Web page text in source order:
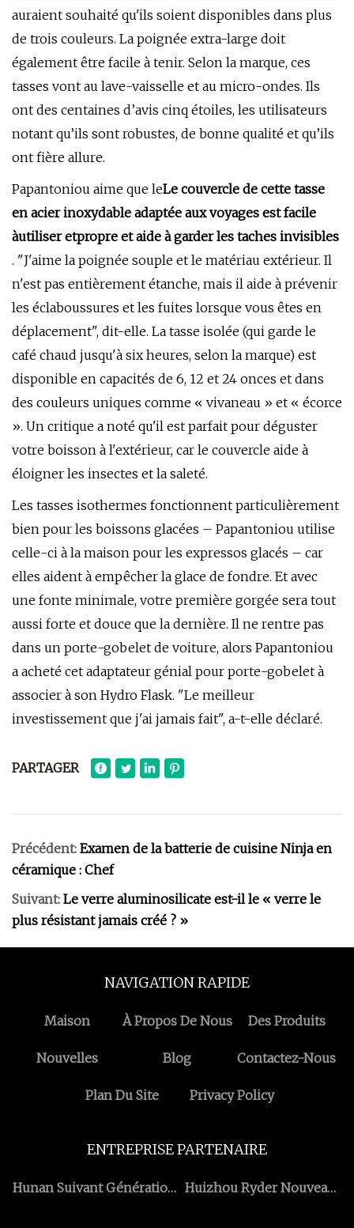
auraient souhaité qu'ils soient disponibles dans plus
de trois couleurs. La poignée extra-large doit
également être facile à tenir. Selon la marque, ces
tasses vont au lave-vaisselle et au micro-ondes. Ils
ont des centaines d’avis cinq étoiles, les utilisateurs
notant qu’ils sont robustes, de bonne qualité et qu’ils
ont fière allure.
Papantoniou aime que leLe couvercle de cette tasse
en acier inoxydable adaptée aux voyages est facile
àutiliser etpropre et aide à garder les taches invisibles
. "J'aime la poignée souple et le matériau extérieur. Il
n'est pas entièrement étanche, mais il aide à prévenir
les éclaboussures et les fuites lorsque vous êtes en
déplacement", dit-elle. La tasse isolée (qui garde le
café chaud jusqu'à six heures, selon la marque) est
disponible en capacités de 6, 12 et 24 onces et dans
des couleurs uniques comme « vivaneau » et « écorce
». Un critique a noté qu'il est parfait pour déguster
votre boisson à l'extérieur, car le couvercle aide à
éloigner les insectes et la saleté.
Les tasses isothermes fonctionnent particulièrement
bien pour les boissons glacées – Papantoniou utilise
celle-ci à la maison pour les expressos glacés – car
elles aident à empêcher la glace de fondre. Et avec
une fonte minimale, votre première gorgée sera tout
aussi forte et douce que la dernière. Il ne rentre pas
dans un porte-gobelet de voiture, alors Papantoniou
a acheté cet adaptateur génial pour porte-gobelet à
associer à son Hydro Flask. "Le meilleur
investissement que j'ai jamais fait", a-t-elle déclaré.
PARTAGER
Précédent: Examen de la batterie de cuisine Ninja en
céramique : Chef
Suivant: Le verre aluminosilicate est-il le « verre le
plus résistant jamais créé ? »
NAVIGATION RAPIDE
Maison À Propos De Nous Des Produits
Nouvelles Blog Contactez-Nous
Plan Du Site Privacy Policy
ENTREPRISE PARTENAIRE
Hunan Suivant Génération
Huizhou Ryder Nouveau